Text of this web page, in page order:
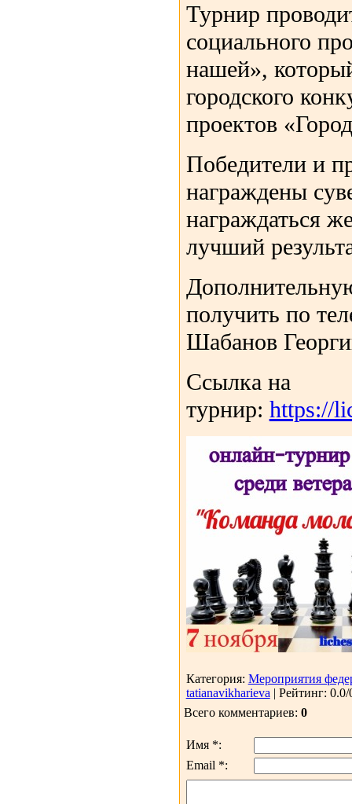
Турнир
социального
нашей»,
городского
проектов
Победители и
награждены
награждаться
лучший
получить по
Шабанов
Ссылка на
турнир: https://
Категория: Мероприятия
tatianavikharieva | Рейтинг:
Всего комментариев: 0
Имя *:
Email *: